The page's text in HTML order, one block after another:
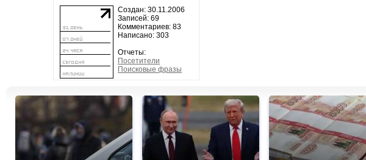
Создан: 30.11.2006
Записей: 69
Комментариев: 83
Написано: 303
Отчеты:
Посетители
Поисковые фразы